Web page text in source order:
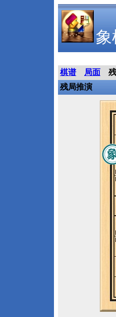
象
棋谱 局面
残局推演